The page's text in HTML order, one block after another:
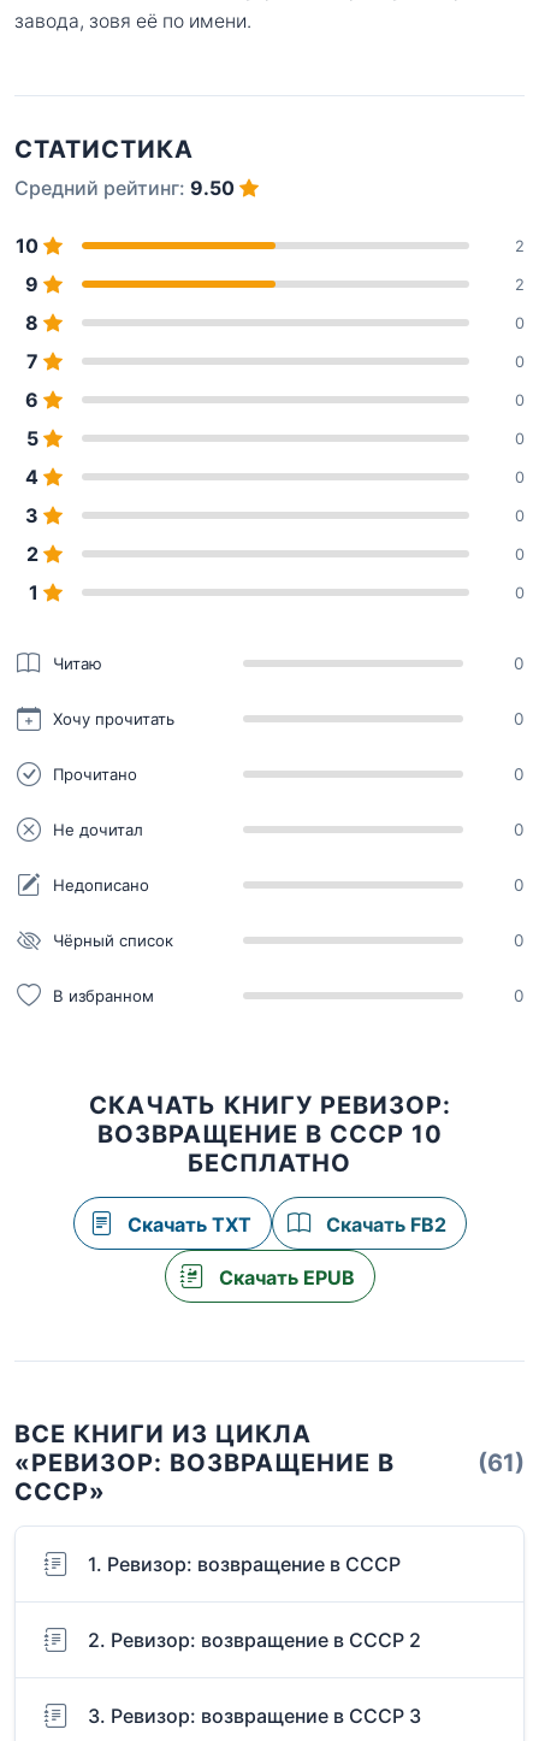
завода, зовя её по имени.
СТАТИСТИКА
Средний рейтинг: 9.50
10 2
9 2
8 0
7 0
6 0
5 0
4 0
3 0
2 0
1 0
Читаю 0
Хочу прочитать 0
Прочитано 0
Не дочитал 0
Недописано 0
Чёрный список 0
В избранном 0
СКАЧАТЬ КНИГУ РЕВИЗОР:
ВОЗВРАЩЕНИЕ В СССР 10
БЕСПЛАТНО
Скачать TXT Скачать FB2
Скачать EPUB
ВСЕ КНИГИ ИЗ ЦИКЛА
«РЕВИЗОР: ВОЗВРАЩЕНИЕ В
СССР»
(61)
1. Ревизор: возвращение в СССР
2. Ревизор: возвращение в СССР 2
3. Ревизор: возвращение в СССР 3